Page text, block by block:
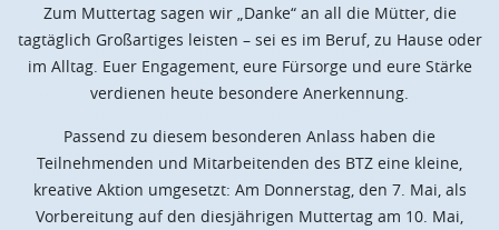
Zum Muttertag sagen wir „Danke“ an all die Mütter, die
tagtäglich Großartiges leisten – sei es im Beruf, zu Hause oder
im Alltag. Euer Engagement, eure Fürsorge und eure Stärke
verdienen heute besondere Anerkennung.
Passend zu diesem besonderen Anlass haben die
Teilnehmenden und Mitarbeitenden des BTZ eine kleine,
kreative Aktion umgesetzt: Am Donnerstag, den 7. Mai, als
Vorbereitung auf den diesjährigen Muttertag am 10. Mai,